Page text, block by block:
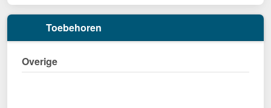
Toebehoren
Overige